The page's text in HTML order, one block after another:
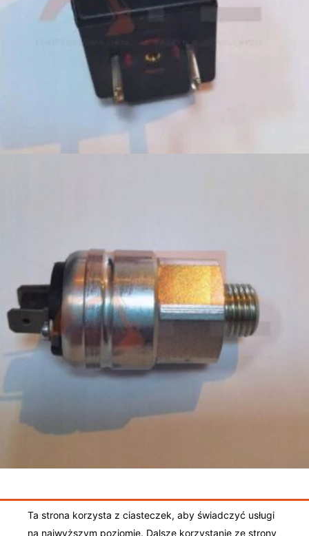
399,00
299,00
Ogólne warunki sprzedaży | Polityka prywatności
Ta strona korzysta z ciasteczek, aby świadczyć usługi
na najwyższym poziomie. Dalsze korzystanie ze strony